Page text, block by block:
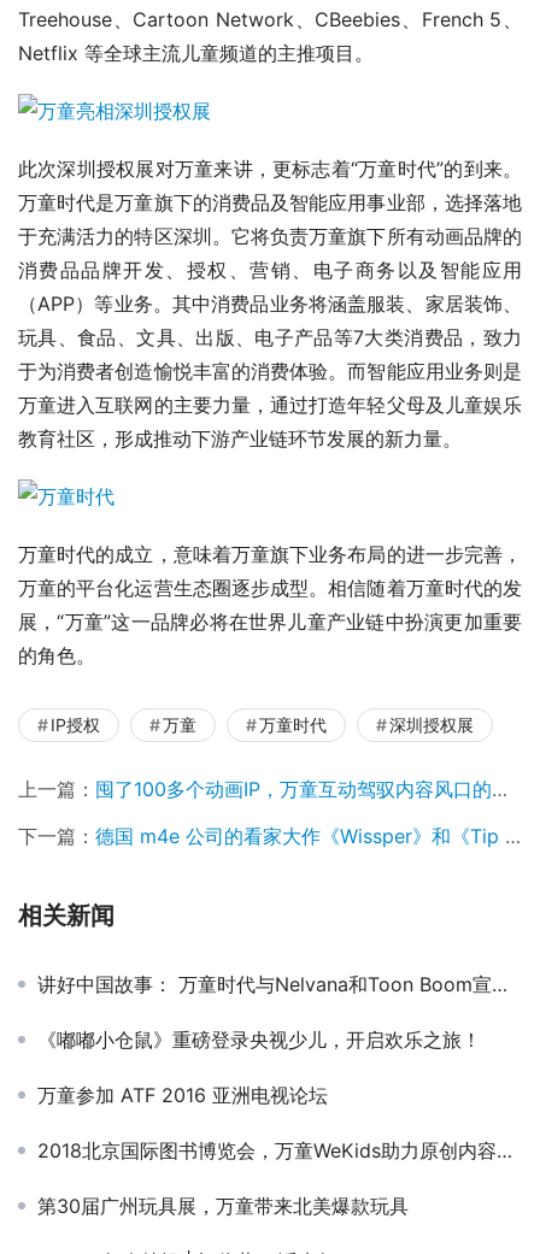
Treehouse、Cartoon Network、CBeebies、French 5、
Netflix 等全球主流儿童频道的主推项目。
此次深圳授权展对万童来讲，更标志着“万童时代”的到来。
万童时代是万童旗下的消费品及智能应用事业部，选择落地
于充满活力的特区深圳。它将负责万童旗下所有动画品牌的
消费品品牌开发、授权、营销、电子商务以及智能应用
（APP）等业务。其中消费品业务将涵盖服装、家居装饰、
玩具、食品、文具、出版、电子产品等7大类消费品，致力
于为消费者创造愉悦丰富的消费体验。而智能应用业务则是
万童进入互联网的主要力量，通过打造年轻父母及儿童娱乐
教育社区，形成推动下游产业链环节发展的新力量。
万童时代的成立，意味着万童旗下业务布局的进一步完善，
万童的平台化运营生态圈逐步成型。相信随着万童时代的发
展，“万童”这一品牌必将在世界儿童产业链中扮演更加重要
的角色。
IP授权 万童 万童时代 深圳授权展
上一篇： 囤了100多个动画IP，万童互动驾驭内容风口的姿态是“全球化”
下一篇： 德国 m4e 公司的看家大作《Wissper》和《Tip the Mouse》来中国啦！
相关新闻
讲好中国故事： 万童时代与Nelvana和Toon Boom宣布启动中国原创儿童IP孵化器项目
《嘟嘟小仓鼠》重磅登录央视少儿，开启欢乐之旅！
万童参加 ATF 2016 亚洲电视论坛
2018北京国际图书博览会，万童WeKids助力原创内容交流碰撞
第30届广州玩具展，万童带来北美爆款玩具